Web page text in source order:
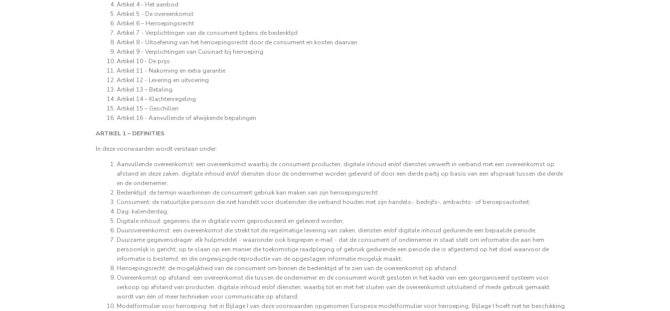
Artikel 4 - Het aanbod
Artikel 5 - De overeenkomst
Artikel 6 – Herroepingsrecht
Artikel 7 - Verplichtingen van de consument tijdens de bedenktijd
Artikel 8 - Uitoefening van het herroepingsrecht door de consument en kosten daarvan
Artikel 9 - Verplichtingen van Cuisinart bij herroeping
Artikel 10 - De prijs
Artikel 11 - Nakoming en extra garantie
Artikel 12 - Levering en uitvoering
Artikel 13 – Betaling
Artikel 14 – Klachtenregeling
Artikel 15 – Geschillen
Artikel 16 - Aanvullende of afwijkende bepalingen
ARTIKEL 1 – DEFINITIES
In deze voorwaarden wordt verstaan onder:
Aanvullende overeenkomst: een overeenkomst waarbij de consument producten, digitale inhoud en/of diensten verwerft in verband met een overeenkomst op
afstand en deze zaken, digitale inhoud en/of diensten door de ondernemer worden geleverd of door een derde partij op basis van een afspraak tussen die derde
en de ondernemer;
Bedenktijd: de termijn waarbinnen de consument gebruik kan maken van zijn herroepingsrecht;
Consument: de natuurlijke persoon die niet handelt voor doeleinden die verband houden met zijn handels-, bedrijfs-, ambachts- of beroepsactiviteit;
Dag: kalenderdag;
Digitale inhoud: gegevens die in digitale vorm geproduceerd en geleverd worden;
Duurovereenkomst: een overeenkomst die strekt tot de regelmatige levering van zaken, diensten en/of digitale inhoud gedurende een bepaalde periode;
Duurzame gegevensdrager: elk hulpmiddel - waaronder ook begrepen e-mail - dat de consument of ondernemer in staat stelt om informatie die aan hem
persoonlijk is gericht, op te slaan op een manier die toekomstige raadpleging of gebruik gedurende een periode die is afgestemd op het doel waarvoor de
informatie is bestemd, en die ongewijzigde reproductie van de opgeslagen informatie mogelijk maakt;
Herroepingsrecht: de mogelijkheid van de consument om binnen de bedenktijd af te zien van de overeenkomst op afstand;
Overeenkomst op afstand: een overeenkomst die tussen de ondernemer en de consument wordt gesloten in het kader van een georganiseerd systeem voor
verkoop op afstand van producten, digitale inhoud en/of diensten, waarbij tot en met het sluiten van de overeenkomst uitsluitend of mede gebruik gemaakt
wordt van één of meer technieken voor communicatie op afstand;
Modelformulier voor herroeping: het in Bijlage I van deze voorwaarden opgenomen Europese modelformulier voor herroeping. Bijlage I hoeft niet ter beschikking